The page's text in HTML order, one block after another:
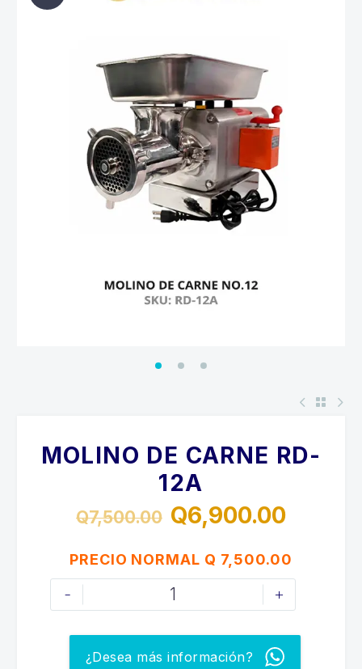
MOLINO DE CARNE RD-
12A
Q7,500.00
precio
original
era:
Q7,500.00.
Q6,900.00
precio
actual
es:
Q6,900.00.
PRECIO NORMAL Q 7,500.00
-
MOLINO
DE
+
¿Desea más información?